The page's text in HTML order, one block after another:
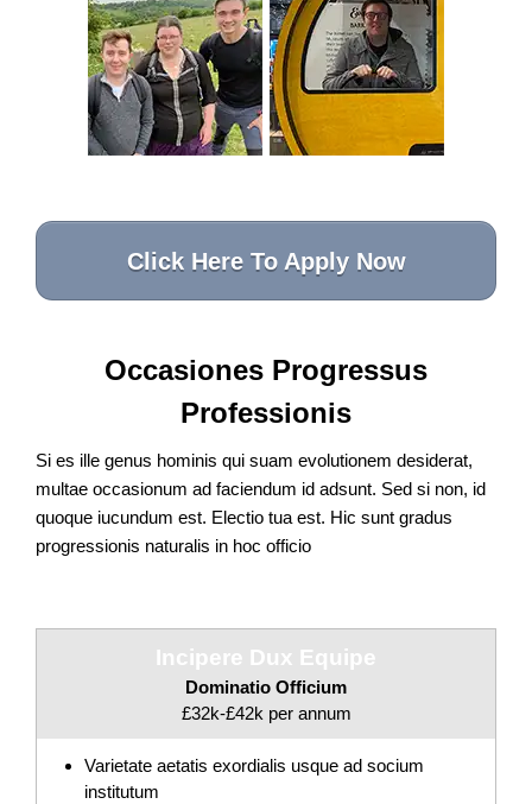
Click Here To Apply Now
Occasiones Progressus
Professionis
Si es ille genus hominis qui suam evolutionem desiderat,
multae occasionum ad faciendum id adsunt. Sed si non, id
quoque iucundum est. Electio tua est. Hic sunt gradus
progressionis naturalis in hoc officio
Incipere Dux Equipe
Dominatio Officium
£32k-£42k per annum
Varietate aetatis exordialis usque ad socium
institutum